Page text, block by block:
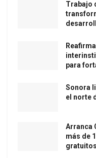
Trabajo
para
Sonora
el norte
Arranca
más de